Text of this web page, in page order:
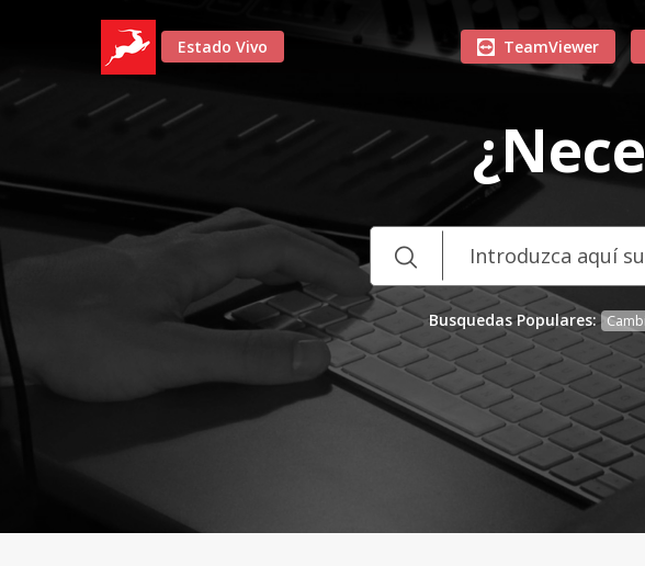
Estado Vivo TeamViewer
Busquedas Populares: